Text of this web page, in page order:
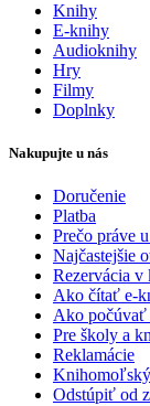
Knihy
E-knihy
Audioknihy
Hry
Filmy
Doplnky
Nakupujte u nás
Doručenie
Platba
Prečo práve
Najčastejšie
Rezervácia v
Ako čítať e-
Ako počúvať
Pre školy a
Reklamácie
Odstúpiť od